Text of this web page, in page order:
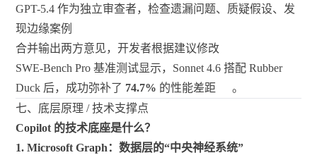
GPT-5.4 作为独立审查者，检查遗漏问题、质疑假设、发
现边缘案例
合并输出两方意见，开发者根据建议修改
SWE-Bench Pro 基准测试显示，Sonnet 4.6 搭配 Rubber
Duck 后，成功弥补了 74.7% 的性能差距
。
七、底层原理 / 技术支撑点
Copilot 的技术底座是什么？
1. Microsoft Graph：数据层的“中央神经系统”